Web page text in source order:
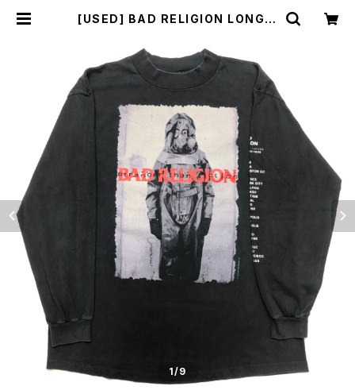
[USED] BAD RELIGION LONG S
1/9